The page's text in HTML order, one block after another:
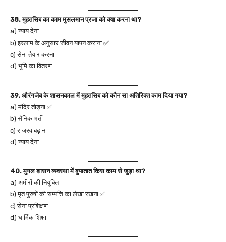
38. मुहतसिब का काम मुसलमान प्रजा को क्या करना था?
a) न्याय देना
b) इस्लाम के अनुसार जीवन यापन कराना ✅
c) सेना तैयार करना
d) भूमि का वितरण
39. औरंगजेब के शासनकाल में मुहतसिब को कौन सा अतिरिक्त काम दिया गया?
a) मंदिर तोड़ना ✅
b) सैनिक भर्ती
c) राजस्व बढ़ाना
d) न्याय देना
40. मुगल शासन व्यवस्था में बुयातात किस काम से जुड़ा था?
a) अमीरों की नियुक्ति
b) मृत पुरुषों की सम्पत्ति का लेखा रखना ✅
c) सेना प्रशिक्षण
d) धार्मिक शिक्षा